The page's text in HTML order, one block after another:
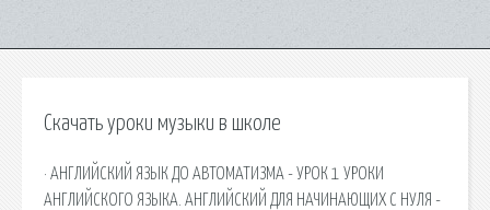
Скачать уроки музыки в школе
· АНГЛИЙСКИЙ ЯЗЫК ДО АВТОМАТИЗМА - УРОК 1 УРОКИ
АНГЛИЙСКОГО ЯЗЫКА. АНГЛИЙСКИЙ ДЛЯ НАЧИНАЮЩИХ С НУЛЯ -